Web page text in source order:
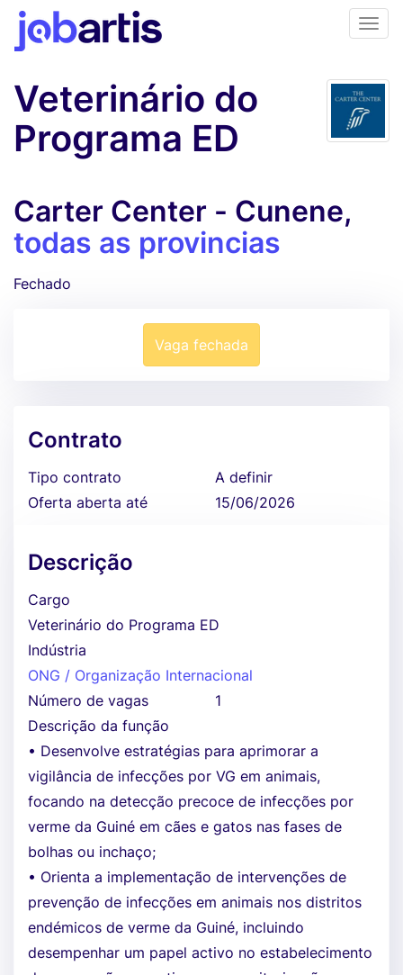
Veterinário do
Programa ED
Carter Center - Cunene,
todas as provincias
Fechado
Vaga fechada
Contrato
Tipo contrato
A definir
Oferta aberta até
15/06/2026
Descrição
Cargo
Veterinário do Programa ED
Indústria
ONG / Organização Internacional
Número de vagas
1
Descrição da função
• Desenvolve estratégias para aprimorar a
vigilância de infecções por VG em animais,
focando na detecção precoce de infecções por
verme da Guiné em cães e gatos nas fases de
bolhas ou inchaço;
• Orienta a implementação de intervenções de
prevenção de infecções em animais nos distritos
endémicos de verme da Guiné, incluindo
desempenhar um papel activo no estabelecimento